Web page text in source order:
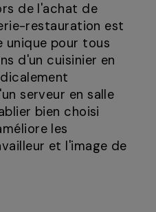
de l'achat de
restauration est
unique pour tous
d'un cuisinier en
serveur en salle
bien choisi
les
et l'image de